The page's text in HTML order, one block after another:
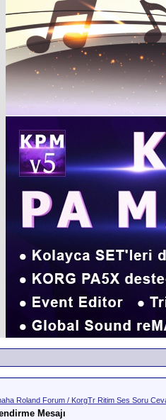
Roland Forum / KorgTr Ritim Ses Soru
Mesajı